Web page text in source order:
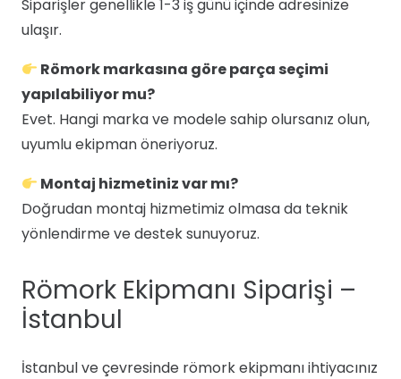
Siparişler genellikle 1-3 iş günü içinde adresinize
ulaşır.
Römork markasına göre parça seçimi
yapılabiliyor mu?
Evet. Hangi marka ve modele sahip olursanız olun,
uyumlu ekipman öneriyoruz.
Montaj hizmetiniz var mı?
Doğrudan montaj hizmetimiz olmasa da teknik
yönlendirme ve destek sunuyoruz.
Römork Ekipmanı Siparişi –
İstanbul
İstanbul ve çevresinde römork ekipmanı ihtiyacınız